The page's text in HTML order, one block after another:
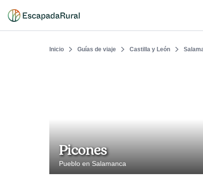
Inicio Guías de viaje Castilla y León
Picones
Pueblo en Salamanca